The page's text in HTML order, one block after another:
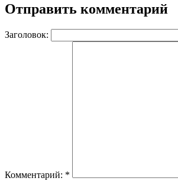
Отправить комментарий
Заголовок:
Комментарий: *